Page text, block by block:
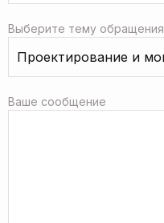
Выберите тему обращения
Ваше сообщение